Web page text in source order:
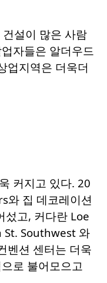
설이 많은 사람
자들은 알더우드
업지역은 더욱더
커지고 있다. 20
와 집 데코레이션
고, 커다란 Loe
St. Southwest 와
벤션 센터는 더욱
로 불어모으고